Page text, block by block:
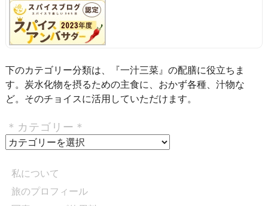
下のカテゴリー分類は、『一汁三菜』の配膳に役立ちま
す。炭水化物を摂るための主食に、おかず各種、汁物な
ど。そのチョイスに活用していただけます。
＊カテゴリー＊
＊
テ
ゴ
リ
私について
旅のプロフィール